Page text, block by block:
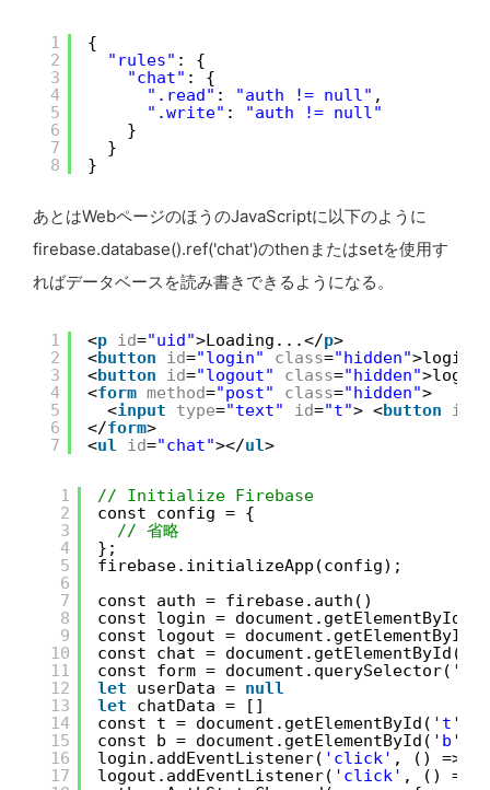
1
2
3
4
5
6
7
8
{
"rules" : {
"chat" : {
".read" : "auth != null" ,
".write" :
"auth != null"
}
}
}
あとはWebページのほうのJavaScriptに以下のように
firebase.database().ref('chat')のthenまたはsetを使用す
ればデータベースを読み書きできるようになる。
1
2
3
4
5
6
7
<p id="uid">Loading...</p>
<button id="login" class="hidden">login</
<button id="logout" class="hidden"
<form method="post" class="hidden">
<input type="text" id="t"> <button id
</form>
<ul id="chat"></ul>
1
2
3
4
5
6
7
8
9
10
11
12
13
14
15
16
17
// Initialize Firebase
const config = {
// 省略
};
firebase.initializeApp(config);
const auth = firebase.auth()
const login = document.getElementById(
const logout = document.getElementById(
const chat = document.getElementById(
const form = document.querySelector(
let
userData = null
let
chatData = []
const t = document.getElementById( 't'
const b = document.getElementById( 'b'
login.addEventListener( 'click' , () =>
logout.addEventListener( 'click' , () =>